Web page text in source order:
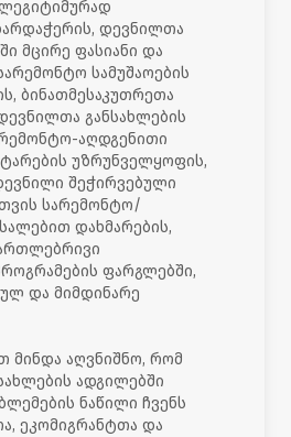
დევნილთა
მცირე ფასიანი და
სამუშაოების
ბინათმესაკუთრეთა
განსახლების
აღდგენითი
უზრუნველყოფის,
შეჭირვებული
სარემონტო/
დახმარების,
ფარგლებში,
და მიმდინარე
მინდა აღვნიშნო, რომ
ადგილებში
ნაწილი ჩვენს
ეკომიგრანტთა და